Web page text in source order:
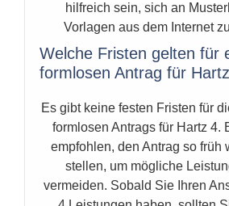
hilfreich sein, sich an
Vorlagen aus dem Internet
Welche Fristen gelten für
formlosen Antrag für
Es gibt keine festen Fristen für
formlosen Antrags für Hartz 4.
empfohlen, den Antrag so früh
stellen, um mögliche
vermeiden. Sobald Sie Ihren